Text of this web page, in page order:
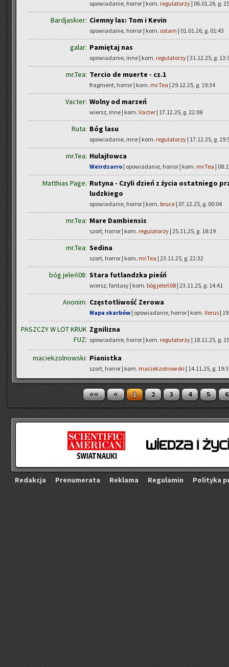
opowiadanie, horror | kom. regulatorzy | 06.01.26, g.
Bardjaskier: Ciemny las: Tom i Kevin
opowiadanie, horror | kom. ostam | 01.01.26, g. 01:43
galar: Pamiętaj nas
opowiadanie, inne | kom. regulatorzy | 31.12.25, g.
mr.Tea: Tercio de muerte - cz.1
fragment, horror | kom. mr.Tea | 29.12.25, g. 19:34
Vacter: Wolny od marzeń
wiersz, inne | kom. Vacter | 17.12.25, g. 22:08
Ruta: Bóg lasu
opowiadanie, inne | kom. regulatorzy | 17.12.25, g.
mr.Tea: Hulajłowca
Weirdzarro | opowiadanie, horror | kom. mr.Tea |
Matthias Page: Rutyna - Czyli dzień z życia ostatniego
ludzkiego
opowiadanie, horror | kom. bruce | 07.12.25, g. 00:04
mr.Tea: Mare Dambiensis
szort, horror | kom. regulatorzy | 25.11.25, g. 18:19
mr.Tea: Sedina
szort, horror | kom. mr.Tea | 23.11.25, g. 22:32
bóg jeleń08: Stara futlandzka pieśń
wiersz, fantasy | kom. bóg jeleń08 | 23.11.25, g. 14:41
Anonim: Częstotliwość Zerowa
Mapa skarbów | opowiadanie, horror | kom. Verus |
PASZCZY W LOT KRUK
FUZ:
Zgnilizna
opowiadanie, horror | kom. regulatorzy | 18.11.25, g.
maciekzolnowski: Pianistka
szort, horror | kom. maciekzolnowski | 14.11.25, g.
«« « 1 2 3 4 5 6
Re­dak­cja Pre­nu­me­ra­ta Re­kla­ma Re­gu­la­min Po­li­ty­ka